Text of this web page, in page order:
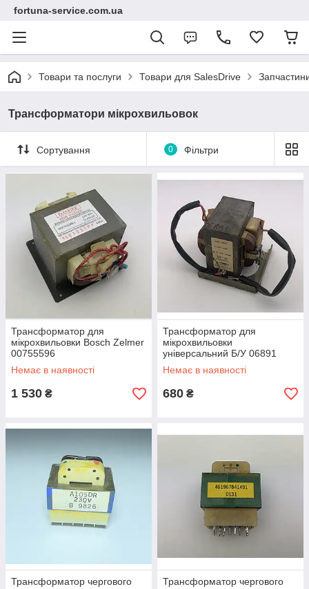
fortuna-service.com.ua
Товари та послуги Товари для SalesDrive
Трансформатори мікрохвильовок
Сортування 0 Фільтри
Трансформатор для
мікрохвильовки Bosch Zelmer
00755596
Немає в наявності
1 530 ₴
Трансформатор для
мікрохвильовки
універсальний Б/У 06891
Немає в наявності
680 ₴
Трансформатор чергового
Трансформатор чергового